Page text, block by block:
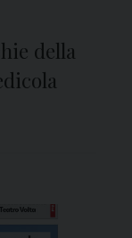
della